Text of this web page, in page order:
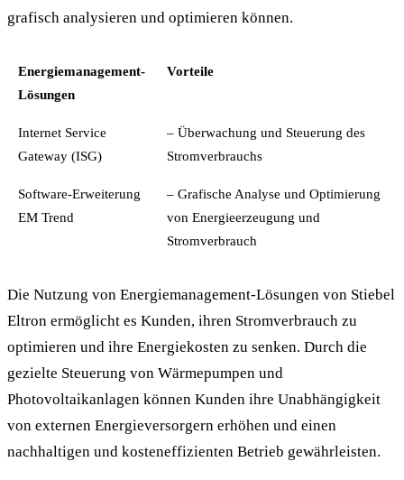
grafisch analysieren und optimieren können.
Energiemanagement-
Lösungen
Vorteile
Internet Service
Gateway (ISG)
– Überwachung und Steuerung des
Stromverbrauchs
Software-Erweiterung
EM Trend
– Grafische Analyse und Optimierung
von Energieerzeugung und
Stromverbrauch
Die Nutzung von Energiemanagement-Lösungen von Stiebel
Eltron ermöglicht es Kunden, ihren Stromverbrauch zu
optimieren und ihre Energiekosten zu senken. Durch die
gezielte Steuerung von Wärmepumpen und
Photovoltaikanlagen können Kunden ihre Unabhängigkeit
von externen Energieversorgern erhöhen und einen
nachhaltigen und kosteneffizienten Betrieb gewährleisten.